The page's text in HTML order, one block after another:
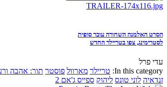
הסרט האלמנה השחורה עובר סופית
לסטרימינג, צפו בטריילר החדש
עדי פרל
In this category: טריילר מארוול פוסטר תור: אהבה
זנדאיה לוני טונס ליהוק ספייס ג'אם 2